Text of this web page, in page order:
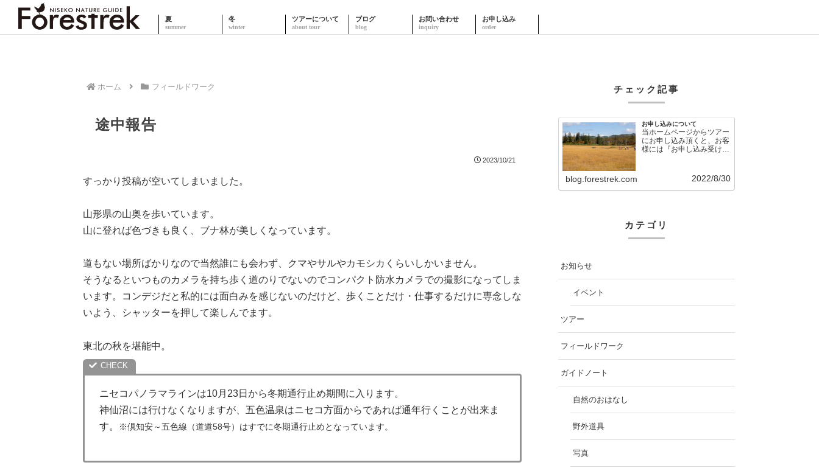
夏 冬 ツアーについて ブログ お問い合わせ お申し込み
ホーム フィールドワーク
途中報告
2023/10/21
すっかり投稿が空いてしまいました。
山形県の山奥を歩いています。
山に登れば色づきも良く、ブナ林が美しくなっています。
道もない場所ばかりなので当然誰にも会わず、クマやサルやカモシカくらいしかいません。
そうなるといつものカメラを持ち歩く道のりでないのでコンパクト防水カメラでの撮影になってしま
います。コンデジだと私的には面白みを感じないのだけど、歩くことだけ・仕事するだけに専念しな
いよう、シャッターを押して楽しんでます。
東北の秋を堪能中。
ニセコパノラマラインは10月23日から冬期通行止め期間に入ります。
神仙沼には行けなくなりますが、五色温泉はニセコ方面からであれば通年行くことが出来ま
す。
※倶知安～五色線（道道58号）はすでに冬期通行止めとなっています。
チェック記事
お申し込みについて
当ホームページからツアー
にお申し込み頂くと、お客
様には『お申し込み受け付
blog.forestrek.com 2022/8/30
カテゴリ
お知らせ
イベント
ツアー
フィールドワーク
ガイドノート
自然のおはなし
野外道具
写真